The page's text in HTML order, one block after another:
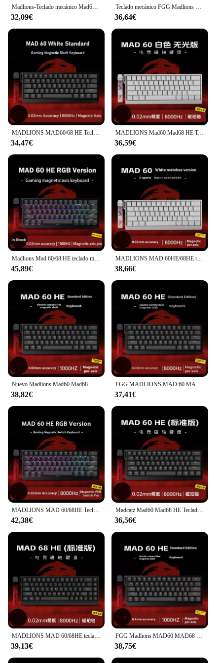
Madlions-Teclado mecánico Mad60 68 He, interruptor magnético, 8k, con cable, Rgb, intercambio en caliente, personalizado, accesorio de regalo para jugadores Esports
32,09€
Teclado mecánico FGG Madlions MAD60 MAD68 HE, 61 teclas, 68 teclas, intercambio en caliente, disparador rápido, teclados para PC Esports Mad68 PRO personalizados
36,64€
MADLIONS MAD60/68 HE Teclado para juegos con eje magnético con cable 61/68 teclas Baja latencia Todas las teclas Intercambio en caliente para juegos
34,47€
MADLIONS Mad60 Mad68 HE Teclado mecánico interruptor magnético Madcatz Mad60he teclado de juego con cable teclado personalizado de disparo rápido
36,59€
45,89€
MADLIONS MAD 60HE/68HE teclado con interruptor magnético disparo rápido teclado para juegos por cable intercambio en caliente teclado personalizado accesorio para jugadores
38,66€
38,82€ 37,41€
42,38€
Madcatz Mad60 Mad68 HE Teclado mecánico interruptor magnético teclado con cable Rgb disparo rápido Madlions Mad60he teclado personalizado
36,56€
39,13€ 38,75€